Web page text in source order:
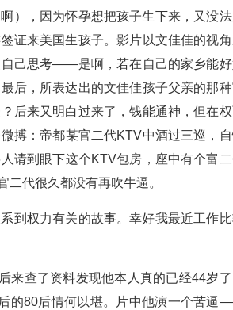
），因为怀孕想把孩子生下来，又没
证来美国生孩子。影片以文佳佳的视
自己思考——是啊，若在自己的家乡能
后，所表达出的文佳佳孩子父亲的那
后来又明白过来了，钱能通神，但在
搏：帝都某官二代KTV中酒过三巡，
请到眼下这个KTV包房，座中有个富
代很久都没有再吹牛逼。
到权力有关的故事。幸好我最近工作
来查了资料发现他本人真的已经44岁
的80后情何以堪。片中他演一个苦逼